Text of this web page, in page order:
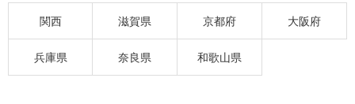
関西 滋賀県 京都府 大阪府
兵庫県 奈良県 和歌山県